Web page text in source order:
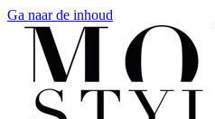
Ga naar de inhoud